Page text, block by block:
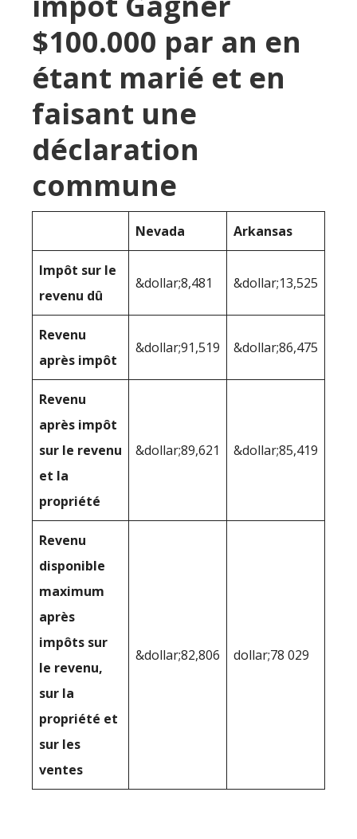
$100.000 par an en
étant marié et en
faisant une
déclaration
commune
Nevada Arkansas
Impôt sur le
revenu dû
&dollar;8,481 &dollar;13,525
Revenu
après impôt
&dollar;91,519 &dollar;86,475
Revenu
après impôt
sur le revenu
et la
propriété
&dollar;89,621 &dollar;85,419
Revenu
disponible
maximum
après
impôts sur
le revenu,
sur la
propriété et
sur les
ventes
&dollar;82,806 dollar;78 029